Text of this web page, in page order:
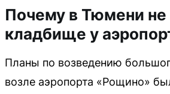
Почему в Тюмени не
кладбище у
Планы по возведению
возле аэропорта «Рощино»